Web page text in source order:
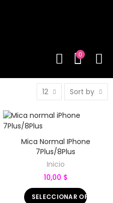
0
12 Sort by
Mica Normal IPhone
7Plus/8Plus
Inicio
10,00 $
SELECCIONAR OPCIONES